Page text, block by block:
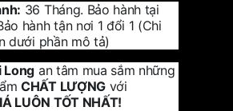
36 Tháng. Bảo hành tại
hành tận nơi 1 đổi 1 (Chi
dưới phần mô tả)
Long an tâm mua sắm những
CHẤT LƯỢNGvới
LUÔN TỐT NHẤT!